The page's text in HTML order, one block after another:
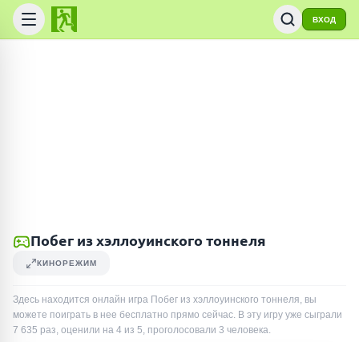
ВХОД
Побег из хэллоуинского тоннеля
КИНОРЕЖИМ
Здесь находится онлайн игра Побег из хэллоуинского тоннеля, вы
можете поиграть в нее бесплатно прямо сейчас. В эту игру уже сыграли
7 635 раз, оценили на 4 из 5, проголосовали 3 человека.